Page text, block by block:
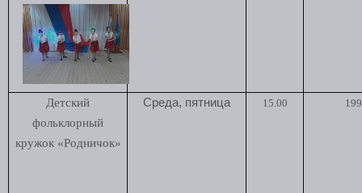
Детский
фольклорный
кружок «Родничок»
Среда, пятница 15.00